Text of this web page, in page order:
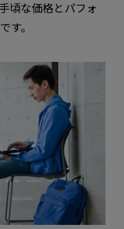
頃な価格とパフォ
す。